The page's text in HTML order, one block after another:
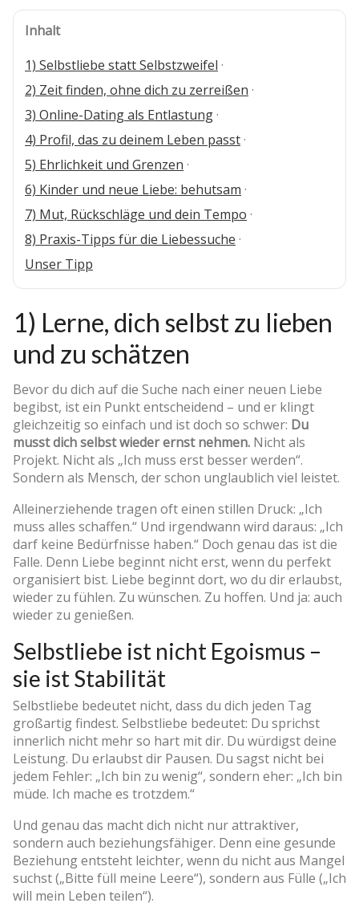
Inhalt
1) Selbstliebe statt Selbstzweifel ·
2) Zeit finden, ohne dich zu zerreißen ·
3) Online-Dating als Entlastung·
4) Profil, das zu deinem Leben passt·
5) Ehrlichkeit und Grenzen ·
6) Kinder und neue Liebe: behutsam ·
7) Mut, Rückschläge und dein Tempo ·
8) Praxis-Tipps für die Liebessuche ·
Unser Tipp
1) Lerne, dich selbst zu lieben
und zu schätzen
Bevor du dich auf die Suche nach einer neuen Liebe
begibst, ist ein Punkt entscheidend – und er klingt
gleichzeitig so einfach und ist doch so schwer: Du
musst dich selbst wieder ernst nehmen. Nicht als
Projekt. Nicht als „Ich muss erst besser werden“.
Sondern als Mensch, der schon unglaublich viel leistet.
Alleinerziehende tragen oft einen stillen Druck: „Ich
muss alles schaffen.“ Und irgendwann wird daraus: „Ich
darf keine Bedürfnisse haben.“ Doch genau das ist die
Falle. Denn Liebe beginnt nicht erst, wenn du perfekt
organisiert bist. Liebe beginnt dort, wo du dir erlaubst,
wieder zu fühlen. Zu wünschen. Zu hoffen. Und ja: auch
wieder zu genießen.
Selbstliebe ist nicht Egoismus –
sie ist Stabilität
Selbstliebe bedeutet nicht, dass du dich jeden Tag
großartig findest. Selbstliebe bedeutet: Du sprichst
innerlich nicht mehr so hart mit dir. Du würdigst deine
Leistung. Du erlaubst dir Pausen. Du sagst nicht bei
jedem Fehler: „Ich bin zu wenig“, sondern eher: „Ich bin
müde. Ich mache es trotzdem.“
Und genau das macht dich nicht nur attraktiver,
sondern auch beziehungsfähiger. Denn eine gesunde
Beziehung entsteht leichter, wenn du nicht aus Mangel
suchst („Bitte füll meine Leere“), sondern aus Fülle („Ich
will mein Leben teilen“).